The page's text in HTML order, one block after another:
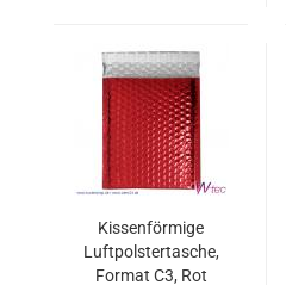
Kissenförmige
Luftpolstertasche,
Format C3, Rot